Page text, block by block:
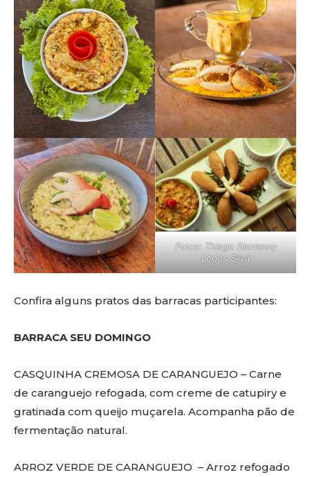
Fotos: Thiago Giovanny
Lopes Silva
Confira alguns pratos das barracas participantes:
BARRACA SEU DOMINGO
CASQUINHA CREMOSA DE CARANGUEJO – Carne
de caranguejo refogada, com creme de catupiry e
gratinada com queijo muçarela. Acompanha pão de
fermentação natural. ⁠
ARROZ VERDE DE CARANGUEJO – Arroz refogado